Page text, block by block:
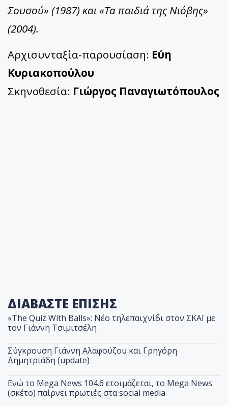
Σουσού» (1987) και «Τα παιδιά της Νιόβης»
(2004).
Αρχισυνταξία-παρουσίαση: Εύη
Κυριακοπούλου
Σκηνοθεσία: Γιώργος Παναγιωτόπουλος
ΔΙΑΒΑΣΤΕ ΕΠΙΣΗΣ
«The Quiz With Balls»: Νέο τηλεπαιχνίδι στον ΣΚΑΪ με
τον Γιάννη Τσιμιτσέλη
Σύγκρουση Γιάννη Αλαφούζου και Γρηγόρη
Δημητριάδη (update)
Ενώ το Mega News 104.6 ετοιμάζεται, το Mega News
(σκέτο) παίρνει πρωτιές στα social media